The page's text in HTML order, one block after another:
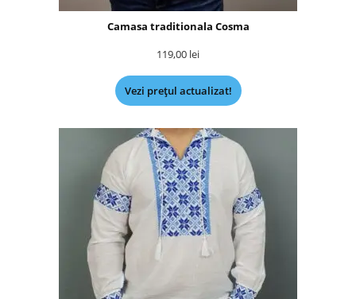
Camasa traditionala Cosma
119,00 lei
Vezi prețul actualizat!